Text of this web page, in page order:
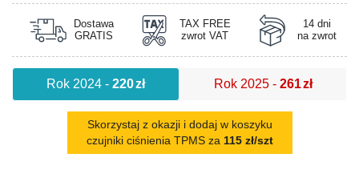
Dostawa
GRATIS
TAX FREE
zwrot VAT
14 dni
na zwrot
Rok 2024 -220zł Rok 2025 -261zł
Skorzystaj z okazji i dodaj w koszyku
czujniki ciśnienia TPMS za 115 zł/szt